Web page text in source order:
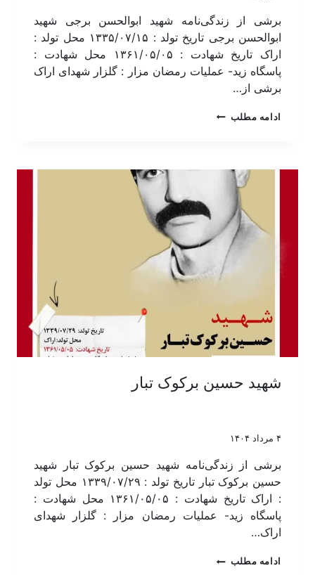
برشی از زندگی‌نامه شهید ابوالحسن برجی شهید
ابوالحسن برجی تاریخ تولد : ۱۳۳۵/۰۷/۱۵ محل تولد :
اراک تاریخ شهادت : ۱۳۶۱/۰۵/۰۵ محل شهادت :
پاسگاه زید- عملیات رمضان مزار : گلزار شهدای اراک
برشی از…
ادامه مطلب
شهید حسین برکوک تبار
۴ مرداد ۱۴۰۴
برشی از زندگی‌نامه شهید حسین برکوک تبار شهید
حسین برکوک تبار تاریخ تولد : ۱۳۳۹/۰۷/۲۹ محل تولد
: اراک تاریخ شهادت : ۱۳۶۱/۰۵/۰۵ محل شهادت :
پاسگاه زید- عملیات رمضان مزار : گلزار شهدای
اراک…
ادامه مطلب